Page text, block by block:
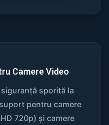
Camere Video
sporită la
pentru camere
720p) și camere